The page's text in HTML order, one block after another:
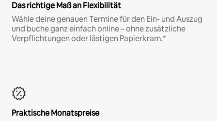
Das richtige Maß an Flexibilität
Wähle deine genauen Termine für den Ein- und Auszug
und buche ganz einfach online – ohne zusätzliche
Verpflichtungen oder lästigen Papierkram.*
Praktische Monatspreise